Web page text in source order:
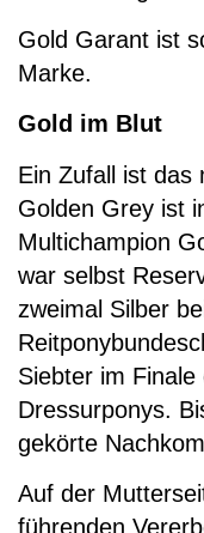
Gold Garant ist
Marke.
Gold im Blut
Ein Zufall ist das
Golden Grey ist
Multichampion
war selbst
zweimal Silber
Siebter im
Dressurponys.
gekörte
Auf der
führenden